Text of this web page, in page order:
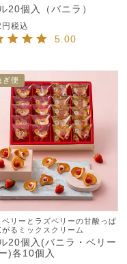
20個入（バニラ）
税込
5.00
ぎ便
ベリーとラズベリーの甘酸っぱ
がるミックスクリーム
20個入(バニラ・ベリー
)各10個入